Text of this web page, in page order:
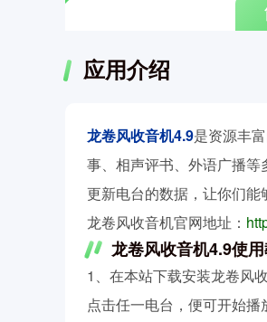
应用介绍
龙卷风收音机4.9是资源丰
事、相声评书、外语广播
更新电台的数据，让你们能
龙卷风收音机官网地址：
龙卷风收音机4.9使
1、在本站下载安装龙卷风
点击任一电台，便可开始播